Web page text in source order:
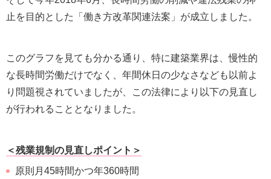
止を目的とした「働き方改革関連法案」が成立しました。
このグラフを見ても分かる通り、特に建築業界は、慢性的
な長時間労働だけでなく、年間休日の少なさなども以前よ
り問題視されていましたが、この法律により以下の見直し
が行われることとなりました。
＜残業規制の見直しポイント＞
原則月45時間かつ年360時間